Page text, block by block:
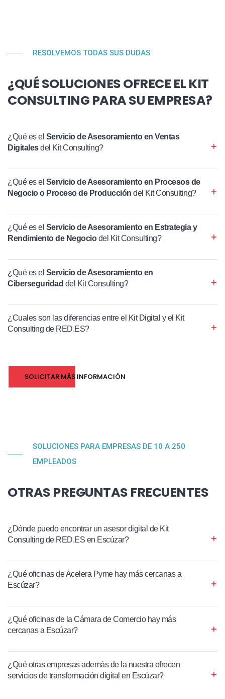
RESOLVEMOS TODAS SUS DUDAS
¿QUÉ SOLUCIONES OFRECE EL KIT
CONSULTING PARA SU EMPRESA?
¿Qué es el Servicio de Asesoramiento en Ventas
Digitalesdel Kit Consulting?
¿Qué es el Servicio de Asesoramiento en Procesos de
Negocio o Proceso de Producción del Kit Consulting?
¿Qué es el Servicio de Asesoramiento en Estrategia y
Rendimiento de Negociodel Kit Consulting?
¿Qué es el Servicio de Asesoramiento en
Ciberseguridad del Kit Consulting?
¿Cuales son las diferencias entre el Kit Digital y el Kit
Consulting de RED.ES?
SOLICITAR MÁS INFORMACIÓN
SOLUCIONES PARA EMPRESAS DE 10 A 250
EMPLEADOS
OTRAS PREGUNTAS FRECUENTES
¿Dónde puedo encontrar un asesor digital de Kit
Consulting de RED.ES en Escúzar?
¿Qué oficinas de Acelera Pyme hay más cercanas a
Escúzar?
¿Qué oficinas de la Cámara de Comercio hay más
cercanas a Escúzar?
¿Qué otras empresas además de la nuestra ofrecen
servicios de transformación digital en Escúzar?